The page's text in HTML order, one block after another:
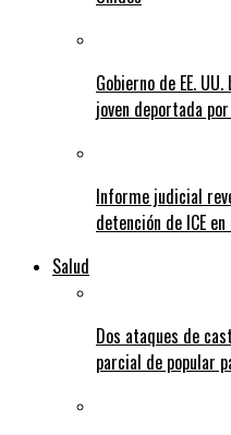
Gobierno de EE.
joven deportada
Informe judicial
detención de ICE
Salud
Dos ataques de
parcial de popular